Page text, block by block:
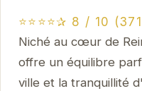
⭐⭐⭐⭐✰ 8 / 10
Niché au cœur de
offre un équilibre
ville et la tranquillité